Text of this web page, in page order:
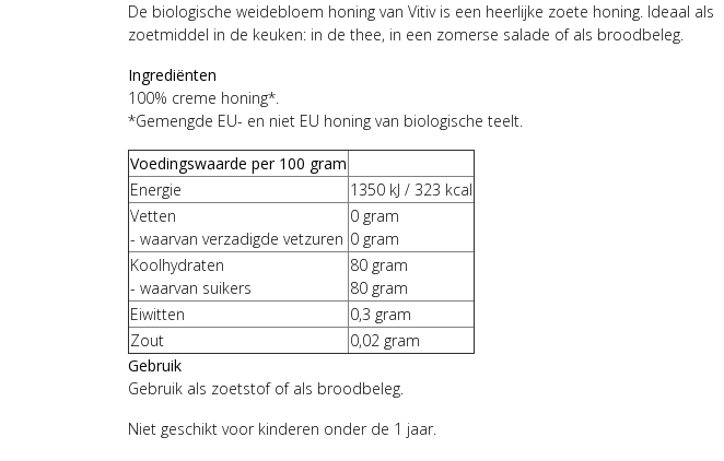
De biologische weidebloem honing van Vitiv is een heerlijke zoete honing. Ideaal als
zoetmiddel in de keuken: in de thee, in een zomerse salade of als broodbeleg.
Ingrediënten
100% creme honing*.
*Gemengde EU- en niet EU honing van biologische teelt.
Voedingswaarde per 100 gram
Energie
1350 kJ / 323 kcal
Vetten
- waarvan verzadigde vetzuren
0 gram
0 gram
Koolhydraten
- waarvan suikers
80 gram
80 gram
Eiwitten
0,3 gram
Zout
0,02 gram
Gebruik
Gebruik als zoetstof of als broodbeleg.
Niet geschikt voor kinderen onder de 1 jaar.